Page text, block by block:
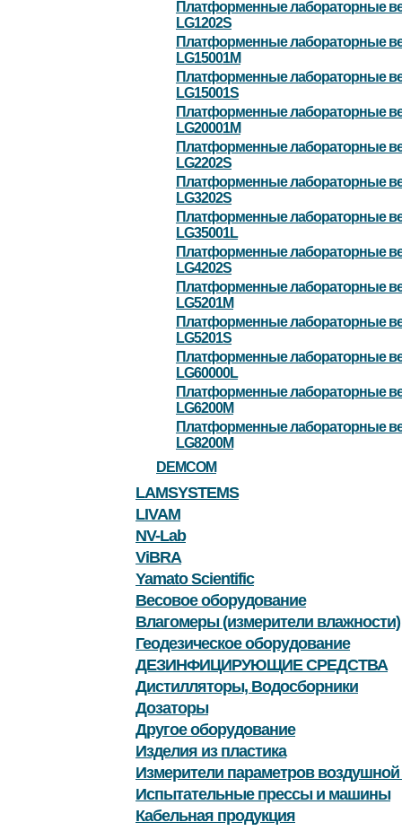
Платформенные лабораторные
LG1202S
Платформенные лабораторные
LG15001M
Платформенные лабораторные
LG15001S
Платформенные лабораторные
LG20001M
Платформенные лабораторные
LG2202S
Платформенные лабораторные
LG3202S
Платформенные лабораторные
LG35001L
Платформенные лабораторные
LG4202S
Платформенные лабораторные
LG5201M
Платформенные лабораторные
LG5201S
Платформенные лабораторные
LG60000L
Платформенные лабораторные
LG6200M
Платформенные лабораторные
LG8200M
DEMCOM
LAMSYSTEMS
LIVAM
NV-Lab
ViBRA
Yamato Scientific
Весовое оборудование
Влагомеры (измерители влажности)
Геодезическое оборудование
ДЕЗИНФИЦИРУЮЩИЕ СРЕДСТВА
Дистилляторы, Водосборники
Дозаторы
Другое оборудование
Изделия из пластика
Измерители параметров
Испытательные прессы и машины
Кабельная продукция